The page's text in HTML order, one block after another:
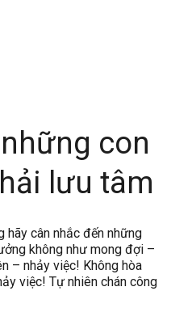
con
lưu tâm
hãy cân nhắc đến những
không như mong đợi –
– nhảy việc! Không hòa
việc! Tự nhiên chán công